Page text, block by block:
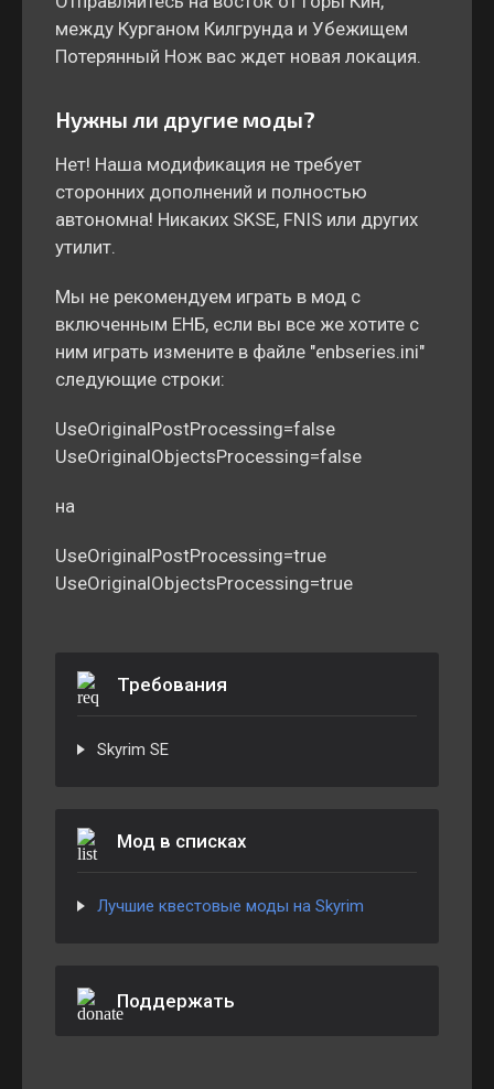
между Курганом Килгрунда и Убежищем
Потерянный Нож вас ждет новая локация.
Нужны ли другие моды?
Нет! Наша модификация не требует
сторонних дополнений и полностью
автономна! Никаких SKSE, FNIS или других
утилит.
Мы не рекомендуем играть в мод с
включенным ЕНБ, если вы все же хотите с
ним играть измените в файле "enbseries.ini"
следующие строки:
UseOriginalPostProcessing=false
UseOriginalObjectsProcessing=false
на
UseOriginalPostProcessing=true
UseOriginalObjectsProcessing=true
Требования
Skyrim SE
Мод в списках
Лучшие квестовые моды на Skyrim
Поддержать